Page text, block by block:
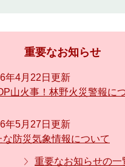
重要なお知らせ
年4月22日更新
山火事！林野火災警報に
年5月27日更新
な防災気象情報について
重要なお知らせの一